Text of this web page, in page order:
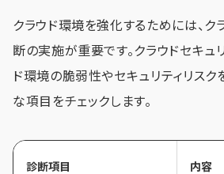
クラウド環境を強化するためには、ク
断の実施が重要です。クラウドセキュ
ド環境の脆弱性やセキュリティリスク
な項目をチェックします。
診断項目 内容